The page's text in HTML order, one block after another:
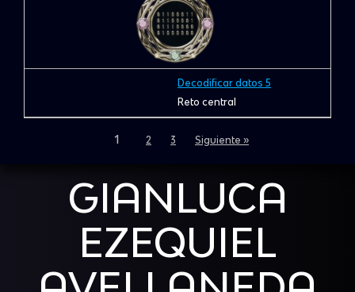
Decodificar datos 5
Reto central
1 2 3 Siguiente »
GIANLUCA
EZEQUIEL